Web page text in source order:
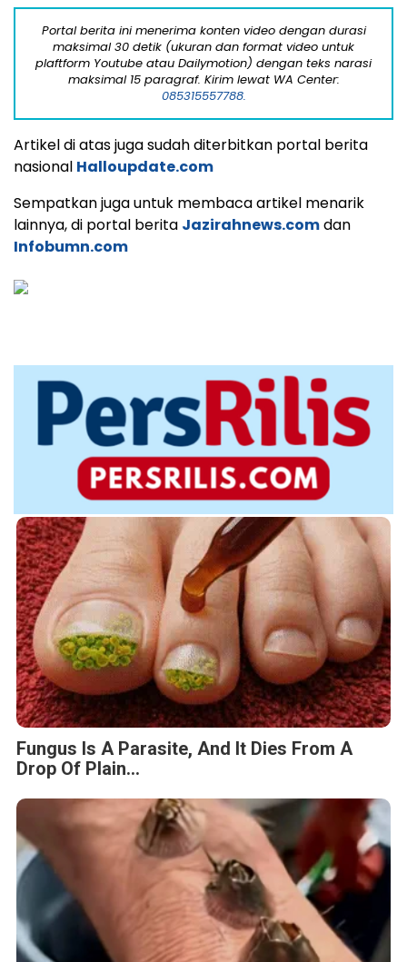
Portal berita ini menerima konten video dengan durasi
maksimal 30 detik (ukuran dan format video untuk
plaftform Youtube atau Dailymotion) dengan teks narasi
maksimal 15 paragraf. Kirim lewat WA Center:
085315557788.
Artikel di atas juga sudah diterbitkan portal berita
nasional Halloupdate.com
Sempatkan juga untuk membaca artikel menarik
lainnya, di portal berita Jazirahnews.comdan
Infobumn.com
Fungus Is A Parasite, And It Dies From A
Drop Of Plain...